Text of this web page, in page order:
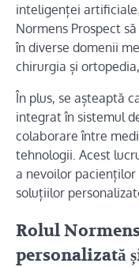
inteligenței
Normens Prospect
în diverse domenii
chirurgia și
În plus, se așteaptă
integrat în sistemul
colaborare între
tehnologii. Acest
a nevoilor
soluțiilor
Rolul
personalizată